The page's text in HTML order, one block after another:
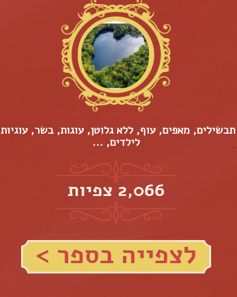
תבשילים, מאפים, עוף, ללא גלוטן, עוגות, בשר,
לילדים, ...
2,066 צפיות
לצפייה בספר >